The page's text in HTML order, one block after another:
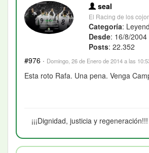
seal
El Racing de los
Categoría:
Desde: 16/8/2004
Posts: 22.352
#976 · Domingo, 26 de Enero de 2014 a las
Esta roto Rafa. Una pena. Venga
¡¡¡Dignidad, justicia y regeneración!!!